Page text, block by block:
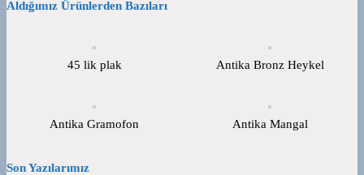
Aldığımız Ürünlerden Bazıları
45 lik plak Antika Bronz Heykel
Antika Gramofon Antika Mangal
Son Yazılarımız